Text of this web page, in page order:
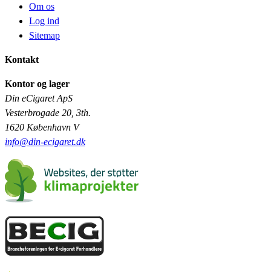
Om os
Log ind
Sitemap
Kontakt
Kontor og lager
Din eCigaret ApS
Vesterbrogade 20, 3th.
1620 København V
info@din-ecigaret.dk